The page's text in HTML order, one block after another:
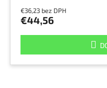
€36,23 bez DPH
€44,56